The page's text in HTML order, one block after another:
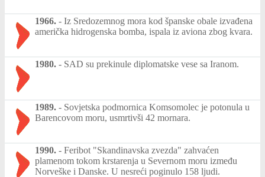
1966. - Iz Sredozemnog mora kod španske obale izvađena
američka hidrogenska bomba, ispala iz aviona zbog kvara.
1980. - SAD su prekinule diplomatske veѕe sa Iranom.
1989. - Sovjetska podmornica Komsomolec je potonula u
Barencovom moru, usmrtivši 42 mornara.
1990. - Feribot "Skandinavska zvezda" zahvaćen
plamenom tokom krstarenja u Severnom moru između
Norveške i Danske. U nesreći poginulo 158 ljudi.